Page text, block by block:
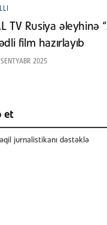
TV Rusiya əleyhinə
film hazırlayıb
2025
et
jurnalistikanı dəstəklə